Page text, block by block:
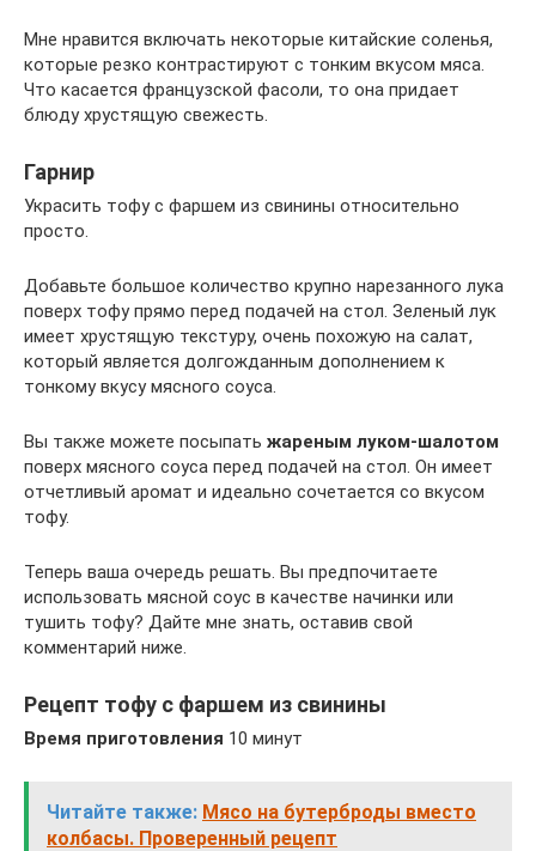
Мне нравится включать некоторые китайские соленья,
которые резко контрастируют с тонким вкусом мяса.
Что касается французской фасоли, то она придает
блюду хрустящую свежесть.
Гарнир
Украсить тофу с фаршем из свинины относительно
просто.
Добавьте большое количество крупно нарезанного лука
поверх тофу прямо перед подачей на стол. Зеленый лук
имеет хрустящую текстуру, очень похожую на салат,
который является долгожданным дополнением к
тонкому вкусу мясного соуса.
Вы также можете посыпать жареным луком-шалотом
поверх мясного соуса перед подачей на стол. Он имеет
отчетливый аромат и идеально сочетается со вкусом
тофу.
Теперь ваша очередь решать. Вы предпочитаете
использовать мясной соус в качестве начинки или
тушить тофу? Дайте мне знать, оставив свой
комментарий ниже.
Рецепт тофу с фаршем из свинины
Время приготовления 10 минут
Читайте также: Мясо на бутерброды вместо
колбасы. Проверенный рецепт